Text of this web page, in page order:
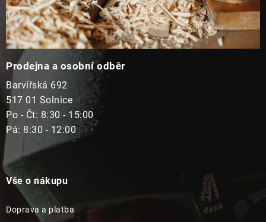
Prodejna a osobní odběr
Barvířská 692
517 01 Solnice
Po - Čt: 8:30 - 15:00
Pá: 8:30 - 12:00
Vše o nákupu
Doprava a platba